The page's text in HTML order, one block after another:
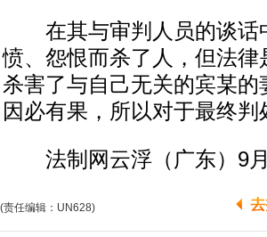
在其与审判人员的谈话
愤、怨恨而杀了人，但法
杀害了与自己无关的宾某
因必有果，所以对于最终
法制网云浮（广东）9
(责任编辑：UN628)